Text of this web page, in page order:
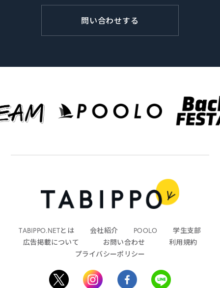
問い合わせする
TABIPPO.NETとは 会社紹介 POOLO
学生支部
広告掲載について
お問い合わせ
利用規約
プライバシーポリシー